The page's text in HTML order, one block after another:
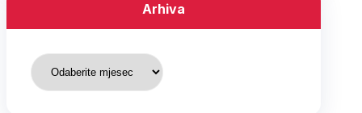
Arhiva
Arhiva